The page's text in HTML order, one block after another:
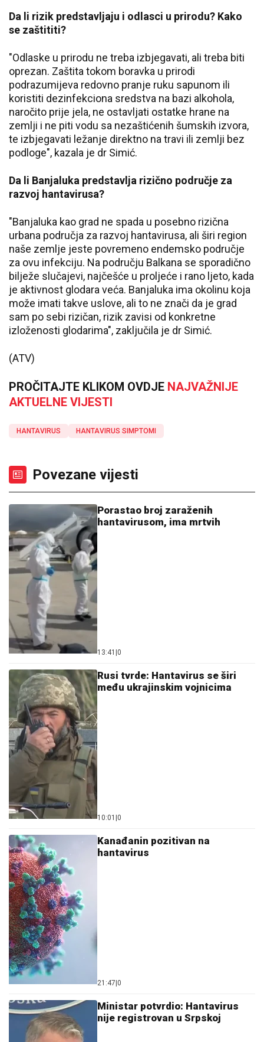
Da li rizik predstavljaju i odlasci u prirodu? Kako
se zaštititi?
"Odlaske u prirodu ne treba izbjegavati, ali treba biti
oprezan. Zaštita tokom boravka u prirodi
podrazumijeva redovno pranje ruku sapunom ili
koristiti dezinfekciona sredstva na bazi alkohola,
naročito prije jela, ne ostavljati ostatke hrane na
zemlji i ne piti vodu sa nezaštićenih šumskih izvora,
te izbjegavati ležanje direktno na travi ili zemlji bez
podloge", kazala je dr Simić.
Da li Banjaluka predstavlja rizično područje za
razvoj hantavirusa?
"Banjaluka kao grad ne spada u posebno rizična
urbana područja za razvoj hantavirusa, ali širi region
naše zemlje jeste povremeno endemsko područje
za ovu infekciju. Na području Balkana se sporadično
bilježe slučajevi, najčešće u proljeće i rano ljeto, kada
je aktivnost glodara veća. Banjaluka ima okolinu koja
može imati takve uslove, ali to ne znači da je grad
sam po sebi rizičan, rizik zavisi od konkretne
izloženosti glodarima", zaključila je dr Simić.
(ATV)
PROČITAJTE KLIKOM OVDJE NAJVAŽNIJE
AKTUELNE VIJESTI
HANTAVIRUS HANTAVIRUS SIMPTOMI
Povezane vijesti
Porastao broj zaraženih
hantavirusom, ima mrtvih
13:41 0
Rusi tvrde: Hantavirus se širi
među ukrajinskim vojnicima
10:01 0
Kanađanin pozitivan na
hantavirus
21:47 0
Ministar potvrdio: Hantavirus
nije registrovan u Srpskoj